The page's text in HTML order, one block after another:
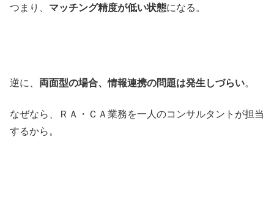
つまり、 マッチング精度が低い状態になる。
逆に、 両面型の場合、情報連携の問題は発生しづらい。
なぜなら、ＲＡ・ＣＡ業務を一人のコンサルタントが担当
するから。